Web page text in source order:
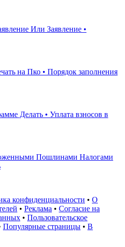
Или Заявление •
на Пко • Порядок заполнения
Делать • Уплата взносов в
Пошлинами Налогами
конфиденциальности • О
• Реклама • Согласие на
• Пользовательское
Популярные страницы • В